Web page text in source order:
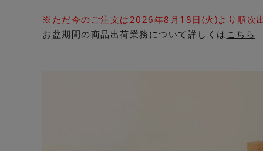
※ただ今のご注文は2026年8月18日(火)より順次
お盆期間の商品出荷業務について詳しくは こちら